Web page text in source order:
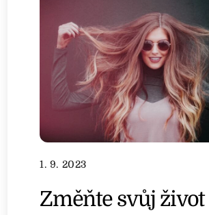
1. 9. 2023
Změňte svůj život